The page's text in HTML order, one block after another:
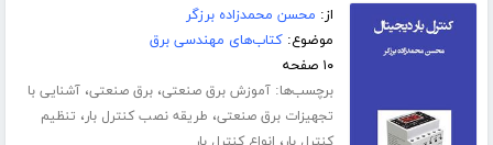
از: محسن محمدزاده برزگر
موضوع:کتاب‌های مهندسی برق
۱۰ صفحه
برچسب‌ها:آموزش برق صنعتی،برق صنعتی،آشنایی با
تجهیزات برق صنعتی، طریقه نصب کنترل بار، تنظیم